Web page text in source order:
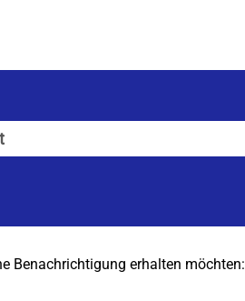
Jobs
Benachrichtigung erhalten möchten: